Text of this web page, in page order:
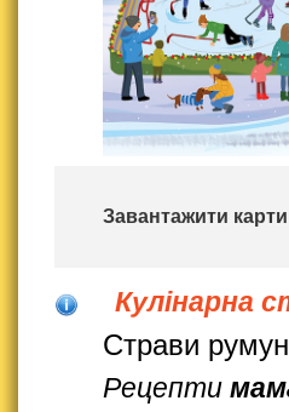
Завантажити
Кулінарна
Страви
Рецепти